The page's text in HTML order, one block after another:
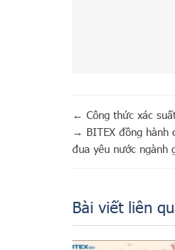
← Công thức xác
→ BITEX đồng hành
đua yêu nước ngành
Bài viết liên